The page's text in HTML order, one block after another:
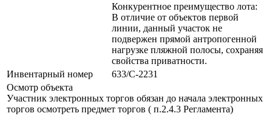
Конкурентное преимущество лота:
В отличие от объектов первой
линии, данный участок не
подвержен прямой антропогенной
нагрузке пляжной полосы, сохраняя
свойства приватности.
Инвентарный номер
633/C-2231
Осмотр объекта
Участник электронных торгов обязан до начала электронных
торгов осмотреть предмет торгов ( п.2.4.3 Регламента)